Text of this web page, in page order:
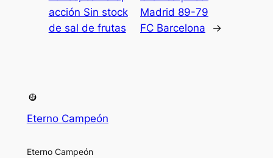
acción Sin stock
de sal de frutas
Madrid 89-79
FC Barcelona
→
Eterno Campeón
Eterno Campeón